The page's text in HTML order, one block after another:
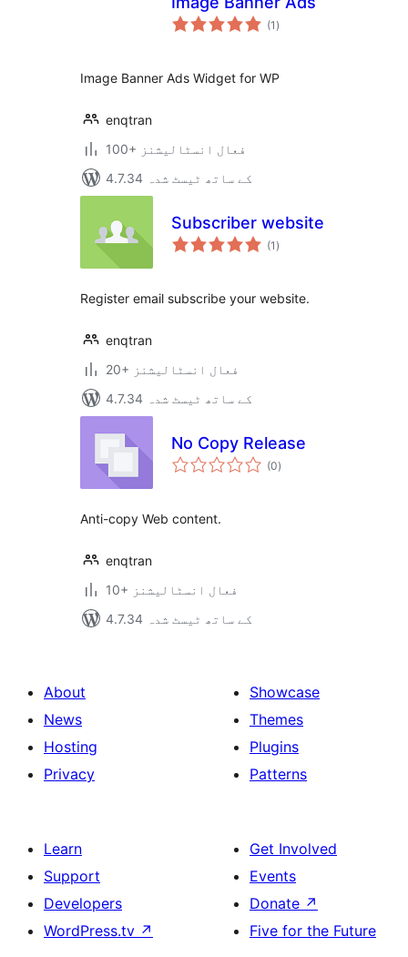
(1 مجموعی
درجہ
)
Image Banner Ads Widget for WP
enqtran
100+ فعال انسٹالیشنز
4.7.34 کے ساتھ ٹیسٹ شدہ
Subscriber website
(1 مجموعی
درجہ
)
Register email subscribe your website.
enqtran
20+ فعال انسٹالیشنز
4.7.34 کے ساتھ ٹیسٹ شدہ
No Copy Release
(0مجموعی
درجہ
)
Anti-copy Web content.
enqtran
10+ فعال انسٹالیشنز
4.7.34 کے ساتھ ٹیسٹ شدہ
About
News
Hosting
Privacy
Showcase
Themes
Plugins
Patterns
Learn
Support
Developers
WordPress.tv ↗
Get Involved
Events
Donate ↗
Five for the Future